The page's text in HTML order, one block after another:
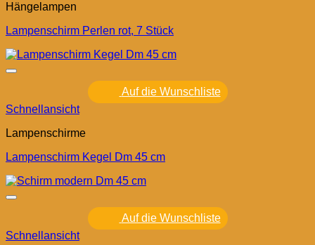
Hängelampen
Lampenschirm Perlen rot, 7 Stück
Auf die Wunschliste
Schnellansicht
Lampenschirme
Lampenschirm Kegel Dm 45 cm
Auf die Wunschliste
Schnellansicht